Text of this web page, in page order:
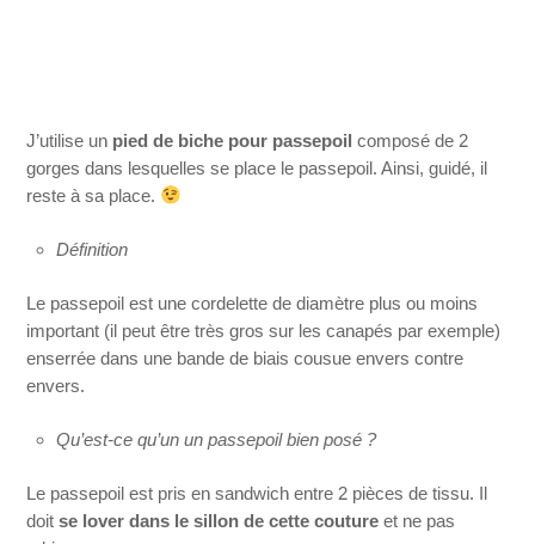
J’utilise un pied de biche pour passepoil composé de 2
gorges dans lesquelles se place le passepoil. Ainsi, guidé, il
reste à sa place.
Définition
Le passepoil est une cordelette de diamètre plus ou moins
important (il peut être très gros sur les canapés par exemple)
enserrée dans une bande de biais cousue envers contre
envers.
Qu’est-ce qu’un un passepoil bien posé ?
Le passepoil est pris en sandwich entre 2 pièces de tissu. Il
doit se lover dans le sillon de cette coutureet ne pas